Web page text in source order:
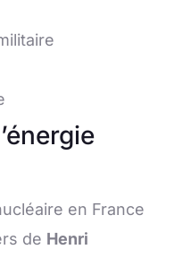
en France
de Henri